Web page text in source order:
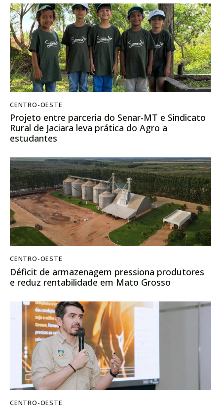
CENTRO-OESTE
Projeto entre parceria do Senar-MT e Sindicato
Rural de Jaciara leva prática do Agro a
estudantes
CENTRO-OESTE
Déficit de armazenagem pressiona produtores
e reduz rentabilidade em Mato Grosso
CENTRO-OESTE